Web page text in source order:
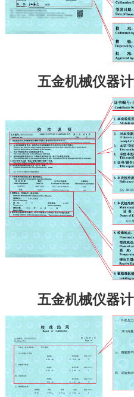
五金机械仪器
五金机械仪器